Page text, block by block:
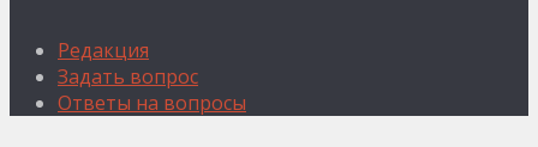
Редакция
Задать вопрос
Ответы на вопросы